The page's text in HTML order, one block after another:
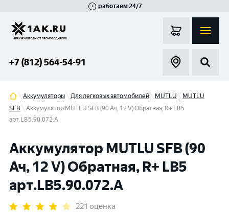
работаем 24/7
+7 (812) 564-54-91
Аккумуляторы Для легковых автомобилей MUTLU
MUTLU
SFB
Аккумулятор MUTLU SFB (90 Ач, 12 V) Обратная, R+ LB5
арт.LВ5.90.072.A
Аккумулятор MUTLU SFB (90
Ач, 12 V) Обратная, R+ LB5
арт.LВ5.90.072.A
221 оценка
Гатчина